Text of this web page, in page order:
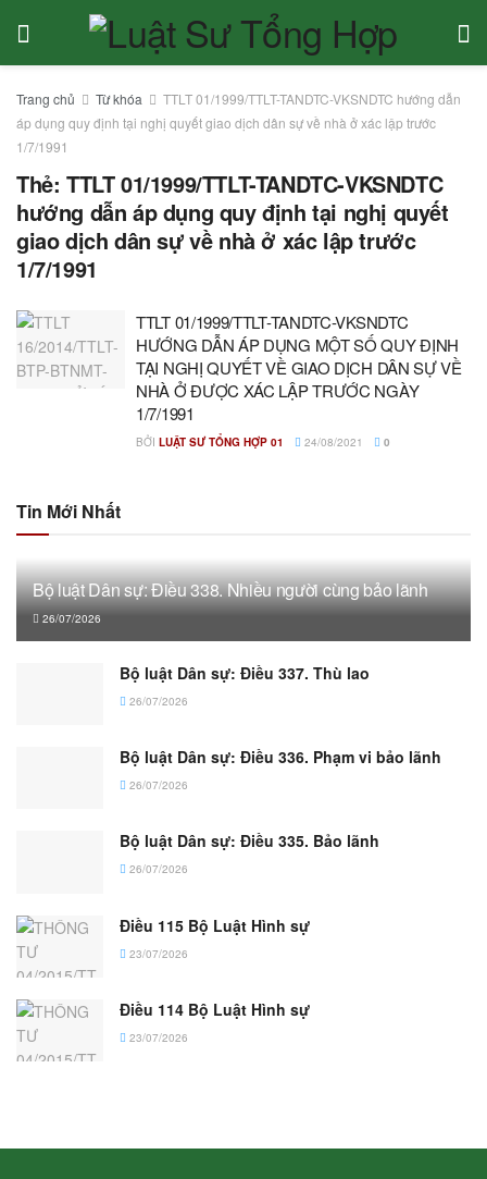
Trang chủ Từ khóa
TTLT 01/1999/TTLT-TANDTC-VKSNDTC hướng dẫn
áp dụng quy định tại nghị quyết giao dịch dân sự về nhà ở xác lập trước
1/7/1991
Thẻ: TTLT 01/1999/TTLT-TANDTC-VKSNDTC
hướng dẫn áp dụng quy định tại nghị quyết
giao dịch dân sự về nhà ở xác lập trước
1/7/1991
TTLT 01/1999/TTLT-TANDTC-VKSNDTC
HƯỚNG DẪN ÁP DỤNG MỘT SỐ QUY ĐỊNH
TẠI NGHỊ QUYẾT VỀ GIAO DỊCH DÂN SỰ VỀ
NHÀ Ở ĐƯỢC XÁC LẬP TRƯỚC NGÀY
1/7/1991
BỞI LUẬT SƯ TỔNG HỢP 01 24/08/2021 0
Tin Mới Nhất
Bộ luật Dân sự: Điều 338. Nhiều người cùng bảo lãnh
26/07/2026
Bộ luật Dân sự: Điều 337. Thù lao
26/07/2026
Bộ luật Dân sự: Điều 336. Phạm vi bảo lãnh
26/07/2026
Bộ luật Dân sự: Điều 335. Bảo lãnh
26/07/2026
Điều 115 Bộ Luật Hình sự
23/07/2026
Điều 114 Bộ Luật Hình sự
23/07/2026